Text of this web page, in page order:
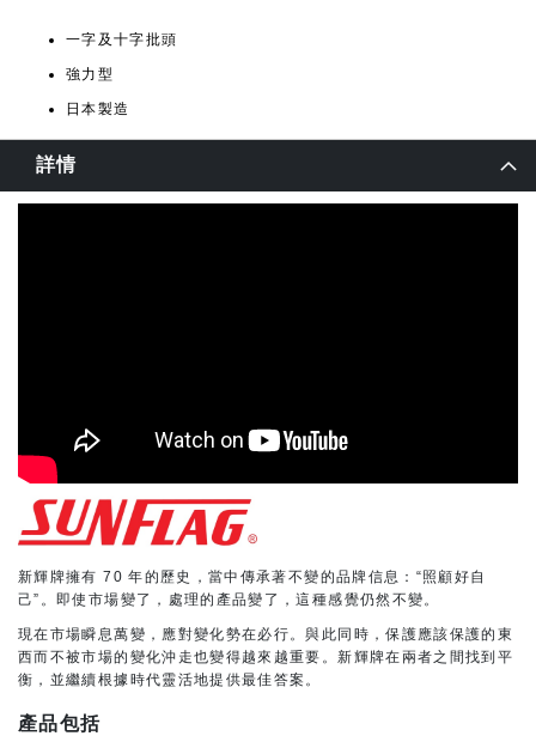
一字及十字批頭
強力型
日本製造
詳情
新輝牌擁有 70 年的歷史，當中傳承著不變的品牌信息：“照顧好自
己”。即使市場變了，處理的產品變了，這種感覺仍然不變。
現在市場瞬息萬變，應對變化勢在必行。與此同時，保護應該保護的東
西而不被市場的變化沖走也變得越來越重要。新輝牌在兩者之間找到平
衡，並繼續根據時代靈活地提供最佳答案。
產品包括